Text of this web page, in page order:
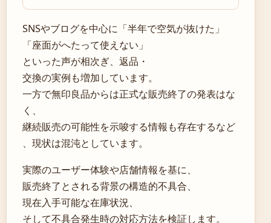
SNSやブログを中心に「半年で空気が抜けた」
「座面がへたって使えない」
といった声が相次ぎ、返品・
交換の実例も増加しています。
一方で無印良品からは正式な販売終了の発表はな
く、
継続販売の可能性を示唆する情報も存在するなど
、現状は混沌としています。
実際のユーザー体験や店舗情報を基に、
販売終了とされる背景の構造的不具合、
現在入手可能な在庫状況、
そして不具合発生時の対応方法を検証します。